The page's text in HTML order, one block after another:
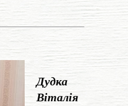
Дудка
Віталія